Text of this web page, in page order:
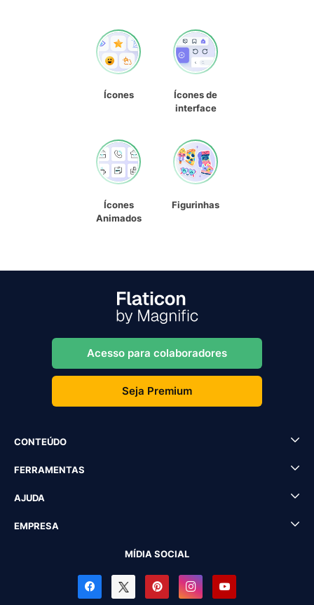
Ícones
Ícones de
interface
Ícones
Animados
Figurinhas
Acesso para colaboradores
Seja Premium
CONTEÚDO
FERRAMENTAS
AJUDA
EMPRESA
MÍDIA SOCIAL